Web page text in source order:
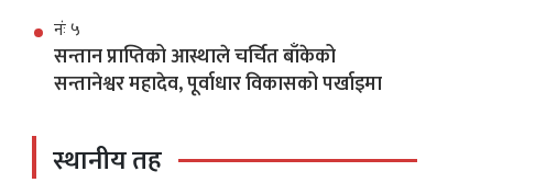
नंः ५
सन्तान प्राप्तिको आस्थाले चर्चित बाँकेको
सन्तानेश्वर महादेव, पूर्वाधार विकासको पर्खाइमा
स्थानीय तह